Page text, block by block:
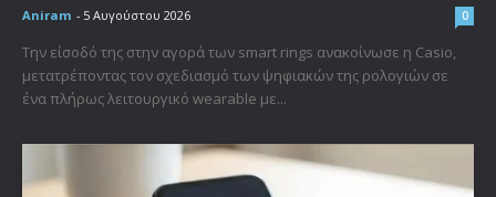
Aniram - 5 Αυγούστου 2026 0
Την είσοδό της στην αγορά των smart rings ανακοίνωσε η Casio,
μετατρέποντας τον σχεδιασμό των ψηφιακών της ρολογιών σε
ένα πλήρως λειτουργικό wearable με...